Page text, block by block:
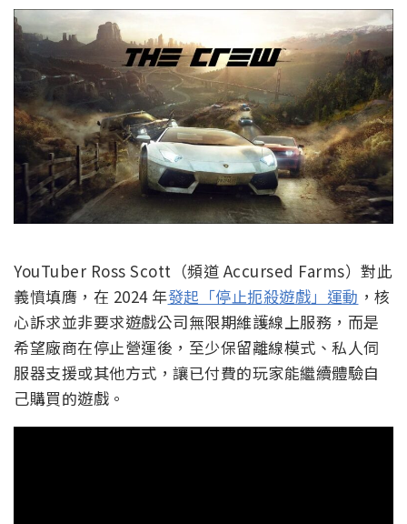
YouTuber Ross Scott（頻道 Accursed Farms）對此
義憤填膺，在 2024 年發起「停止扼殺遊戲」運動 ，核
心訴求並非要求遊戲公司無限期維護線上服務，而是
希望廠商在停止營運後，至少保留離線模式、私人伺
服器支援或其他方式，讓已付費的玩家能繼續體驗自
己購買的遊戲。